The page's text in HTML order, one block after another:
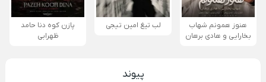
هنوز همونم شهاب
بخارایی و هادی برهان
لب تیغ امین تیجی
پازن کوه دنا حامد
ظهرابی
پیوند